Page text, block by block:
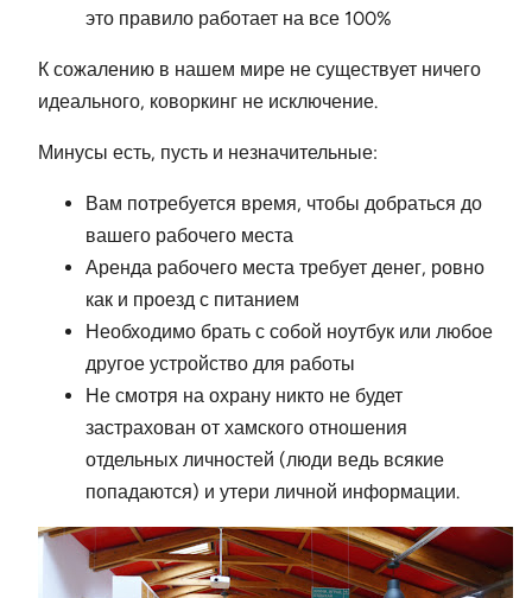
это правило работает на все 100%
К сожалению в нашем мире не существует ничего
идеального, коворкинг не исключение.
Минусы есть, пусть и незначительные:
Вам потребуется время, чтобы добраться до
вашего рабочего места
Аренда рабочего места требует денег, ровно
как и проезд с питанием
Необходимо брать с собой ноутбук или любое
другое устройство для работы
Не смотря на охрану никто не будет
застрахован от хамского отношения
отдельных личностей (люди ведь всякие
попадаются) и утери личной информации.